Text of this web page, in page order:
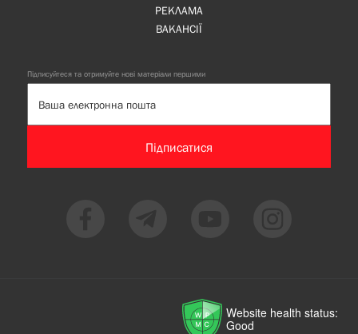
РЕКЛАМА
ВАКАНСІЇ
Підписуйтеся та отримуйте нові матеріали першими
Підписатися
Website health status:
Good